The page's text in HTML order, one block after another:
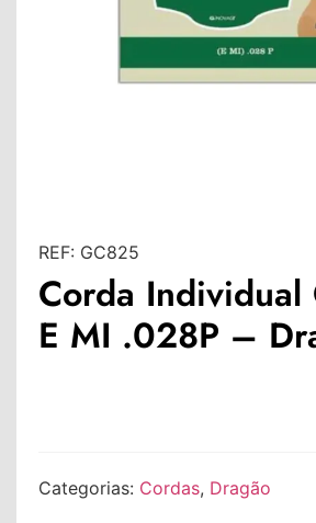
REF: GC825
Corda Individual
E MI .028P –
Categorias: Cordas, Dragão